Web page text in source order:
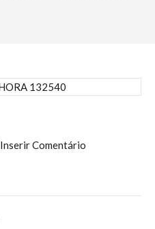
Inserir Comentário